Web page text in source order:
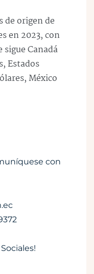
de origen de
en 2023, con
Canadá
Estados
México
con